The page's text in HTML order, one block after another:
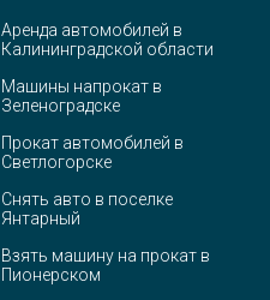
Аренда автомобилей в
Калининградской области
Машины напрокат в
Зеленоградске
Прокат автомобилей в
Светлогорске
Снять авто в поселке
Янтарный
Взять машину на прокат в
Пионерском